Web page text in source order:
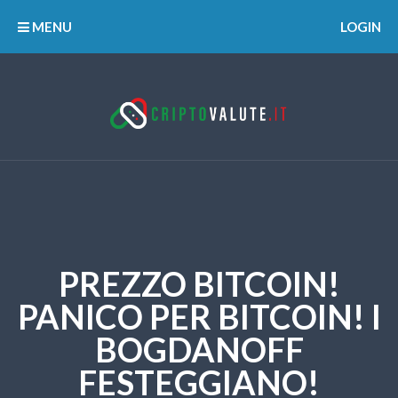
MENU LOGIN
PREZZO BITCOIN!
PANICO PER BITCOIN! I
BOGDANOFF
FESTEGGIANO!